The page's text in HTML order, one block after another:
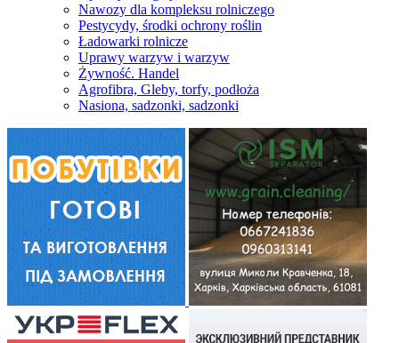
Nawozy dla kompleksu rolniczego
Pestycydy, środki ochrony roślin
Ładowarki rolnicze
Uprawy warzyw i warzyw
Żywność. Handel
Agrofibra, Gleby, torfy, podłoża
Nasiona, sadzonki, sadzonki